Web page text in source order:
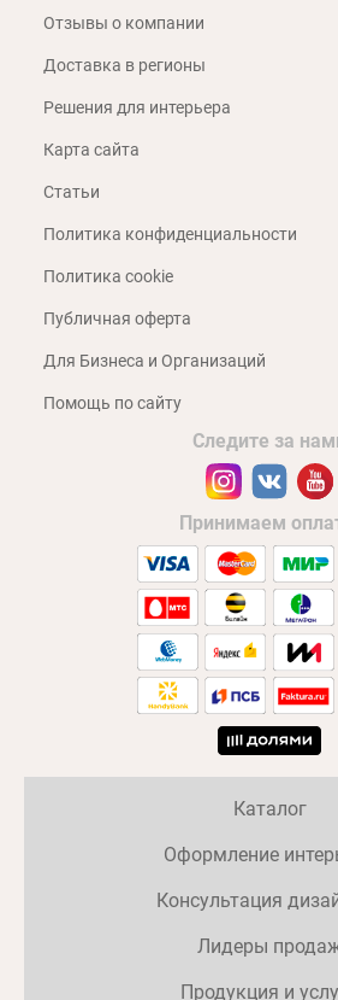
Отзывы о компании
Доставка в регионы
Решения для интерьера
Карта сайта
Статьи
Политика конфиденциальности
Политика cookie
Публичная оферта
Для Бизнеса и Организаций
Помощь по сайту
Следите за
Принимаем
Каталог
Оформление
Консультация
Лидеры
Продукция и